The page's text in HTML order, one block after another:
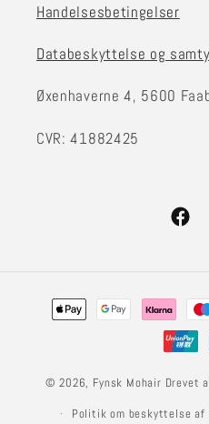
Handelsesbetingelser
Databeskyttelse og
Øxenhaverne 4, 5600
CVR: 41882425
Betalingsmetoder
© 2026, Fynsk Mohair Drevet
Politik om beskyttelse af